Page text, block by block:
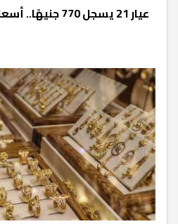
عيار 21 يسجل 770 جنيهًا.. أسعار الذهب اليوم الاثنين